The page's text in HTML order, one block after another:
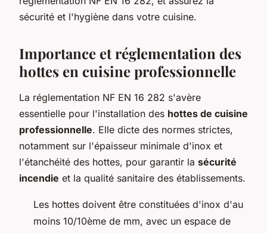
sécurité et l'hygiène dans votre cuisine.
Importance et réglementation des
hottes en cuisine professionnelle
La réglementation NF EN 16 282 s'avère
essentielle pour l'installation des hottes de cuisine
professionnelle. Elle dicte des normes strictes,
notamment sur l'épaisseur minimale d'inox et
l'étanchéité des hottes, pour garantir la sécurité
incendie et la qualité sanitaire des établissements.
Les hottes doivent être constituées d'inox d'au
moins 10/10ème de mm, avec un espace de